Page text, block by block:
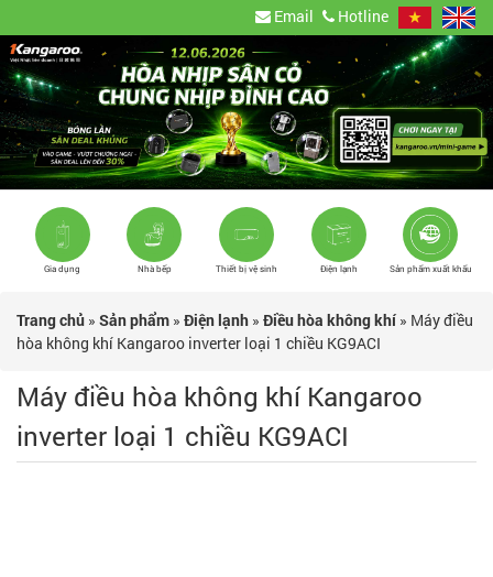
Email Hotline
Gia dụng Nhà bếp Thiết bị vệ sinh Điện lạnh Sản phẩm xuất khẩu
Trang chủ » Sản phẩm » Điện lạnh » Điều hòa không khí » Máy điều
hòa không khí Kangaroo inverter loại 1 chiều KG9ACI
Máy điều hòa không khí Kangaroo
inverter loại 1 chiều KG9ACI